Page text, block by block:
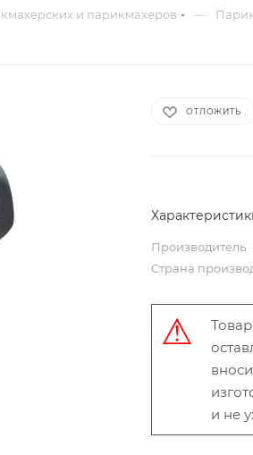
и парикмахеров —
ОТЛОЖИТЬ
Производитель
Страна
и не